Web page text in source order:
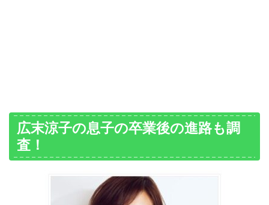
広末涼子の息子の卒業後の進路も調
査！